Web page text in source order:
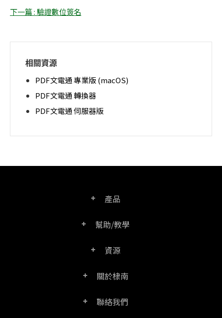
下一篇 : 驗證數位簽名
相關資源
PDF文電通 專業版 (macOS)
PDF文電通 轉換器
PDF文電通 伺服器版
產品
PDF文電通專業版
幫助/教學
常見問題
資源
產品/授權比較表
關於棣南
公司介紹
聯絡我們